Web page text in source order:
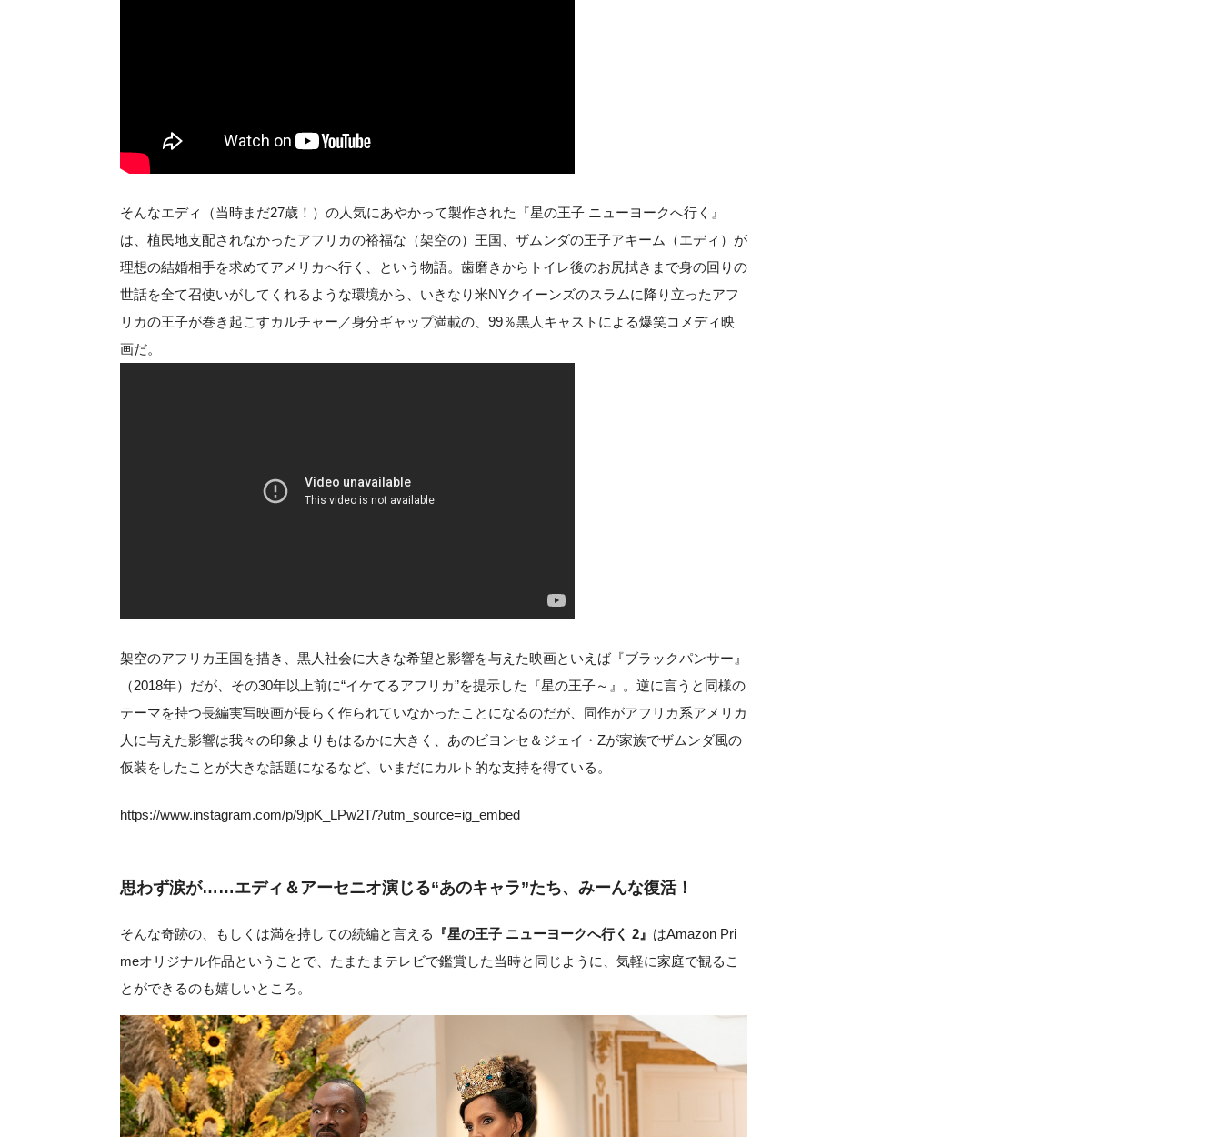
そんなエディ（当時まだ27歳！）の人気にあやかって製作された『星の王子 ニューヨークへ行く』
は、植民地支配されなかったアフリカの裕福な（架空の）王国、ザムンダの王子アキーム（エディ）が
理想の結婚相手を求めてアメリカへ行く、という物語。歯磨きからトイレ後のお尻拭きまで身の回りの
世話を全て召使いがしてくれるような環境から、いきなり米NYクイーンズのスラムに降り立ったアフ
リカの王子が巻き起こすカルチャー／身分ギャップ満載の、99％黒人キャストによる爆笑コメディ映
画だ。
架空のアフリカ王国を描き、黒人社会に大きな希望と影響を与えた映画といえば『ブラックパンサー』
（2018年）だが、その30年以上前に“イケてるアフリカ”を提示した『星の王子～』。逆に言うと同様の
テーマを持つ長編実写映画が長らく作られていなかったことになるのだが、同作がアフリカ系アメリカ
人に与えた影響は我々の印象よりもはるかに大きく、あのビヨンセ＆ジェイ・Zが家族でザムンダ風の
仮装をしたことが大きな話題になるなど、いまだにカルト的な支持を得ている。
https://www.instagram.com/p/9jpK_LPw2T/?utm_source=ig_embed
思わず涙が……エディ＆アーセニオ演じる“あのキャラ”たち、みーんな復活！
そんな奇跡の、もしくは満を持しての続編と言える 『星の王子 ニューヨークへ行く 2』 はAmazon Pri
meオリジナル作品ということで、たまたまテレビで鑑賞した当時と同じように、気軽に家庭で観るこ
とができるのも嬉しいところ。